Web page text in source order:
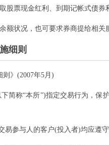
股票现金红利、到期记帐式债
额状况，也可要求券商提给相关
细则
则》(2007年5月)
简称“本所”)指定交易行为，
易参与人的客户(投入者)均应遵